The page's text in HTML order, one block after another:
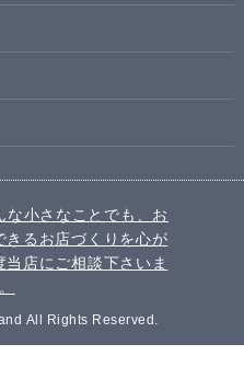
All Rights Reserved.